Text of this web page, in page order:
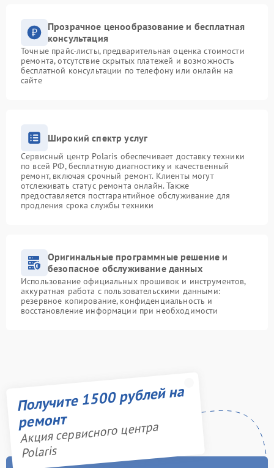
Прозрачное ценообразование и бесплатная
консультация
Точные прайс-листы, предварительная оценка стоимости
ремонта, отсутствие скрытых платежей и возможность
бесплатной консультации по телефону или онлайн на
сайте
Широкий спектр услуг
Сервисный центр Polaris обеспечивает доставку техники
по всей РФ, бесплатную диагностику и качественный
ремонт, включая срочный ремонт. Клиенты могут
отслеживать статус ремонта онлайн. Также
предоставляется постгарантийное обслуживание для
продления срока службы техники
Оригинальные программные решение и
безопасное обслуживание данных
Использование официальных прошивок и инструментов,
аккуратная работа с пользовательскими данными:
резервное копирование, конфиденциальность и
восстановление информации при необходимости
Получите 1500 рублей на
ремонт
Акция сервисного центра
Polaris